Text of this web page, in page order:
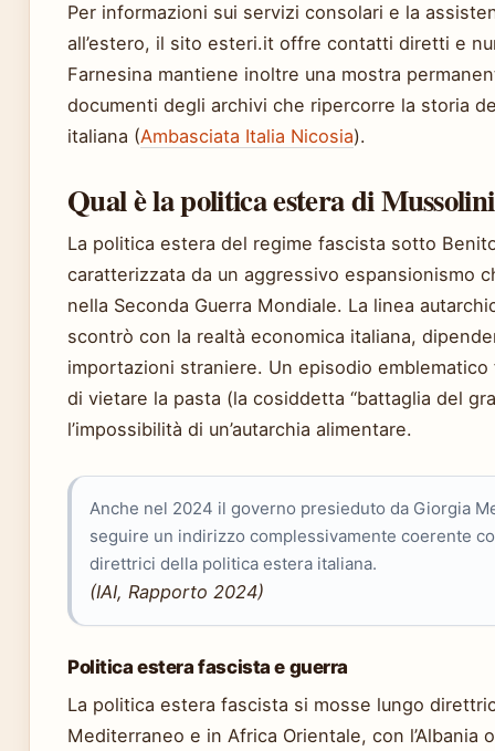
Per informazioni sui servizi consolari e la
all’estero, il sito esteri.it offre contatti diretti e
Farnesina mantiene inoltre una mostra
documenti degli archivi che ripercorre la storia
italiana (Ambasciata Italia Nicosia).
Qual è la politica estera di
La politica estera del regime fascista sotto
caratterizzata da un aggressivo espansionismo
nella Seconda Guerra Mondiale. La linea
scontrò con la realtà economica italiana,
importazioni straniere. Un episodio
di vietare la pasta (la cosiddetta “battaglia del
l’impossibilità di un’autarchia alimentare.
Anche nel 2024 il governo presieduto da Giorgia
seguire un indirizzo complessivamente coerente
direttrici della politica estera italiana.
(IAI, Rapporto 2024)
Politica estera fascista e guerra
La politica estera fascista si mosse lungo
Mediterraneo e in Africa Orientale, con l’Albania